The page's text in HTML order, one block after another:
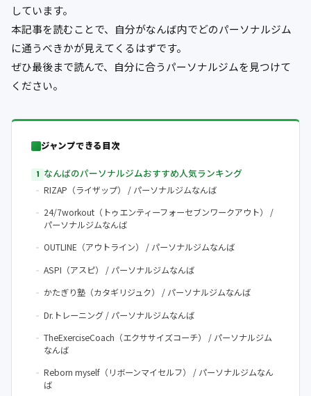
しています。
本記事を読むことで、自分がなんば内でどのパーソナルジム
に通うべきかが見えてくるはずです。
ぜひ最後まで読んで、自分に合うパーソナルジムを見つけて
ください。
ジャンプできる目次
なんばのパーソナルジムおすすめ人気ランキング
RIZAP（ライザップ） / パーソナルジムなんば
24/7workout（トゥエンティーフォーセブンワークアウト） /
パーソナルジムなんば
OUTLINE（アウトライン） / パーソナルジムなんば
ASPI（アスピ） / パーソナルジムなんば
かたぎり塾（カタギリジュク） / パーソナルジムなんば
Dr.トレーニング / パーソナルジムなんば
TheExerciseCoach（エクササイズコーチ） / パーソナルジム
なんば
Reborn myself（リボーンマイセルフ） / パーソナルジムなん
ば